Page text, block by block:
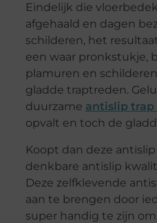
Eindelijk die
afgehaald en dagen
schilderen, het
een waar pronkstukje,
plamuren en
gladde traptreden.
duurzame antislip trap
opvalt en toch de
Koopt dan deze
denkbare antislip
Deze zelfklevende
aan te brengen door
super handig te zijn